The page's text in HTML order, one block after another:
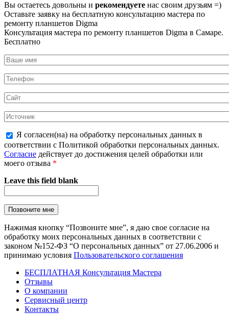
Вы остаетесь довольны и рекомендуете нас своим друзьям =)
Оставьте заявку на бесплатную консультацию мастера по
ремонту планшетов Digma
Консультация мастера по ремонту планшетов Digma в Самаре.
Бесплатно
Я согласен(на) на обработку персональных данных в
соответствии с Политикой обработки персональных данных.
Согласие действует до достижения целей обработки или
моего отзыва *
Leave this field blank
Нажимая кнопку “Позвоните мне”, я даю свое согласие на
обработку моих персональных данных в соответствии с
законом №152-ФЗ “О персональных данных” от 27.06.2006 и
принимаю условия Пользовательского соглашения
БЕСПЛАТНАЯ Консультация Мастера
Отзывы
О компании
Сервисный центр
Контакты